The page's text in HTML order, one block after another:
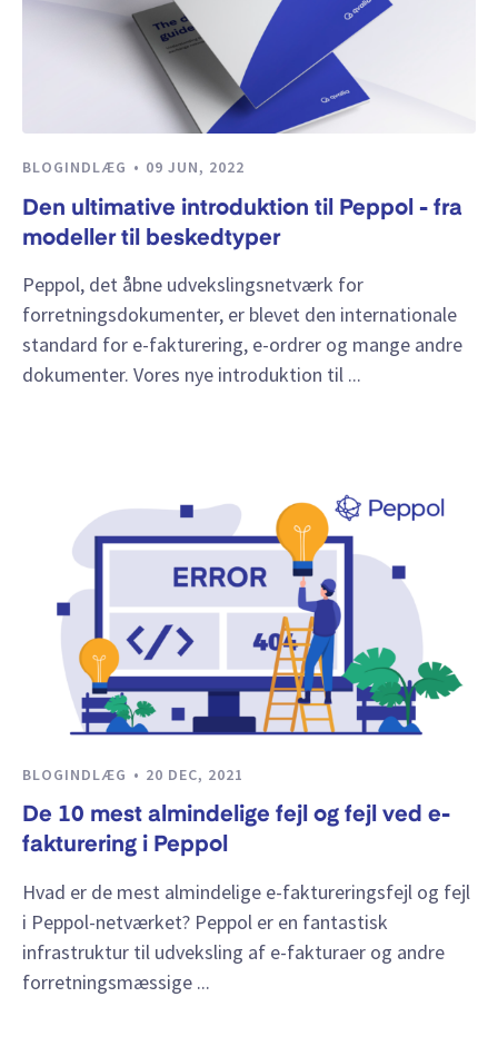
BLOGINDLÆG 09 JUN, 2022
Den ultimative introduktion til Peppol - fra
modeller til beskedtyper
Peppol, det åbne udvekslingsnetværk for
forretningsdokumenter, er blevet den internationale
standard for e-fakturering, e-ordrer og mange andre
dokumenter. Vores nye introduktion til ...
BLOGINDLÆG 20 DEC, 2021
De 10 mest almindelige fejl og fejl ved e-
fakturering i Peppol
Hvad er de mest almindelige e-faktureringsfejl og fejl
i Peppol-netværket? Peppol er en fantastisk
infrastruktur til udveksling af e-fakturaer og andre
forretningsmæssige ...